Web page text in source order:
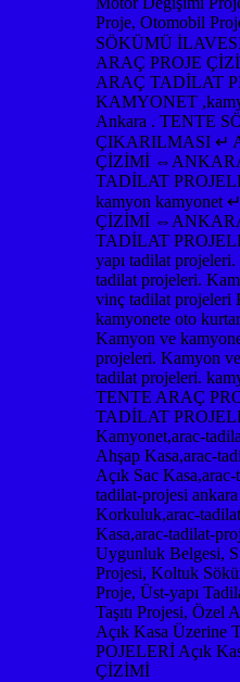
Proje, Otomobil
SÖKÜMÜ
ARAÇ PROJE
ARAÇ TADİLAT
KAMYONET
Ankara . TENTE
ÇIKARILMASI ↵
ÇİZİMİ
TADİLAT
kamyon kamyonet
ÇİZİMİ
TADİLAT
yapı tadilat
tadilat projeleri.
vinç tadilat projeleri
kamyonete oto
Kamyon ve
projeleri. Kamyon
tadilat projeleri.
TENTE ARAÇ
TADİLAT
Kamyonet,arac-
Ahşap Kasa,arac-
Açık Sac
tadilat-projesi
Korkuluk,arac-
Kasa,arac-tadilat-
Uygunluk Belgesi,
Projesi, Koltuk
Proje, Üst-yapı
Taşıtı Projesi, Özel
Açık Kasa Üzerine
POJELERİ Açık
ÇİZİMİ